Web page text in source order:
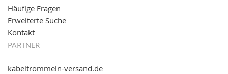
Häufige Fragen
Erweiterte Suche
Kontakt
PARTNER
kabeltrommeln-versand.de